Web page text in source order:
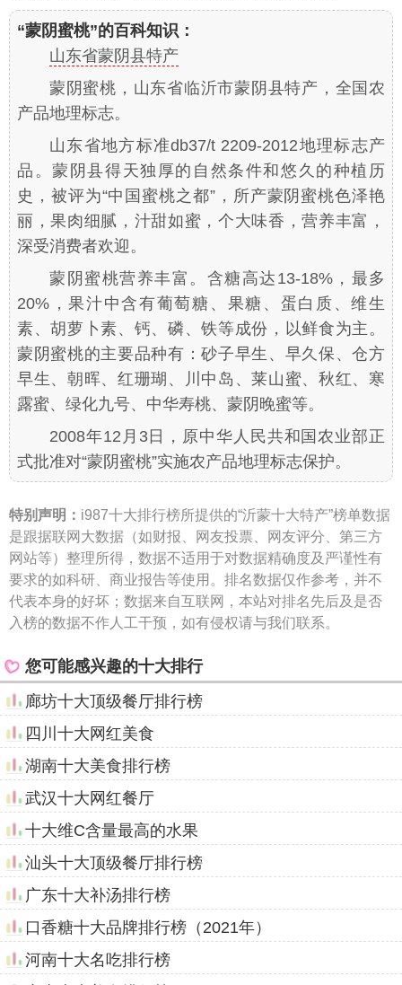
“蒙阴蜜桃”的百科知识：
山东省蒙阴县特产
蒙阴蜜桃，山东省临沂市蒙阴县特产，全国农
产品地理标志。
山东省地方标准db37/t 2209-2012地理标志产
品。蒙阴县得天独厚的自然条件和悠久的种植历
史，被评为“中国蜜桃之都”，所产蒙阴蜜桃色泽艳
丽，果肉细腻，汁甜如蜜，个大味香，营养丰富，
深受消费者欢迎。
蒙阴蜜桃营养丰富。含糖高达13-18%，最多
20%，果汁中含有葡萄糖、果糖、蛋白质、维生
素、胡萝卜素、钙、磷、铁等成份，以鲜食为主。
蒙阴蜜桃的主要品种有：砂子早生、早久保、仓方
早生、朝晖、红珊瑚、川中岛、莱山蜜、秋红、寒
露蜜、绿化九号、中华寿桃、蒙阴晚蜜等。
2008年12月3日，原中华人民共和国农业部正
式批准对“蒙阴蜜桃”实施农产品地理标志保护。
特别声明： i987十大排行榜所提供的“沂蒙十大特产”榜单数据
是跟据联网大数据（如财报、网友投票、网友评分、第三方
网站等）整理所得，数据不适用于对数据精确度及严谨性有
要求的如科研、商业报告等使用。排名数据仅作参考，并不
代表本身的好坏；数据来自互联网，本站对排名先后及是否
入榜的数据不作人工干预，如有侵权请与我们联系。
您可能感兴趣的十大排行
廊坊十大顶级餐厅排行榜
四川十大网红美食
湖南十大美食排行榜
武汉十大网红餐厅
十大维C含量最高的水果
汕头十大顶级餐厅排行榜
广东十大补汤排行榜
口香糖十大品牌排行榜（2021年）
河南十大名吃排行榜